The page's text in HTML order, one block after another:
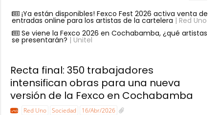
¡Ya están disponibles! Fexco Fest 2026 activa venta de
entradas online para los artistas de la cartelera | Red Uno
Se viene la Fexco 2026 en Cochabamba, ¿qué artistas
se presentarán? | Unitel
Recta final: 350 trabajadores
intensifican obras para una nueva
versión de la Fexco en Cochabamba
Red Uno Sociedad 16/Abr/2026